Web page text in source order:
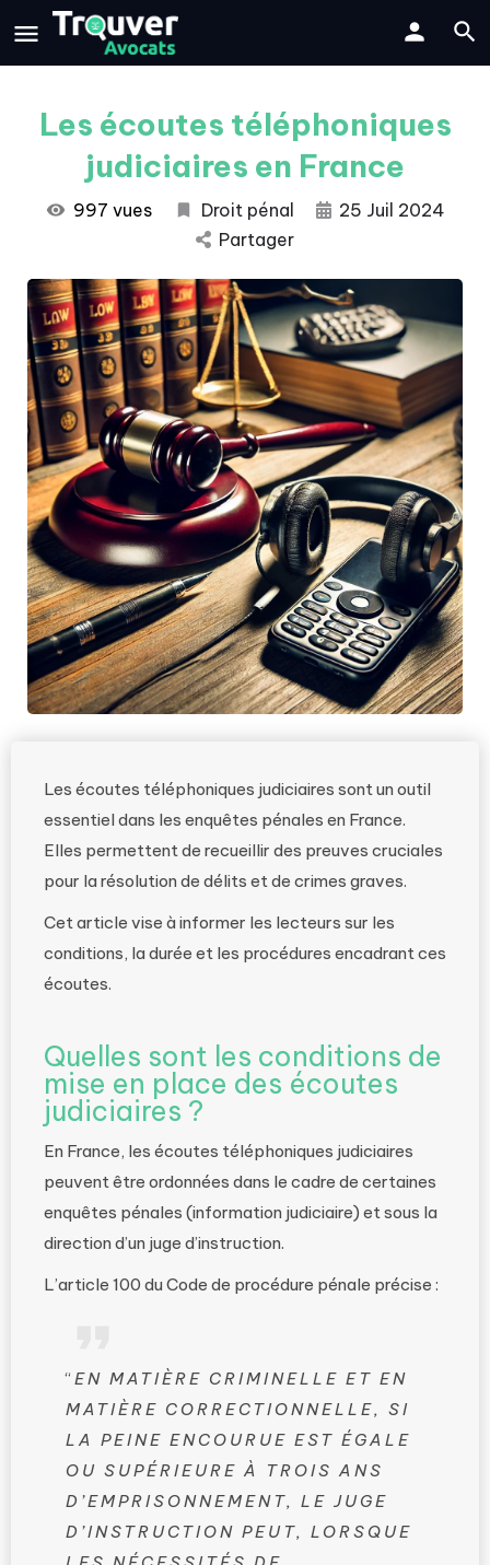
Les écoutes téléphoniques
judiciaires en France
997 vues Droit pénal
25 Juil 2024
Partager
Les écoutes téléphoniques judiciaires sont un outil
essentiel dans les enquêtes pénales en France.
Elles permettent de recueillir des preuves cruciales
pour la résolution de délits et de crimes graves.
Cet article vise à informer les lecteurs sur les
conditions, la durée et les procédures encadrant ces
écoutes.
Quelles sont les conditions de
mise en place des écoutes
judiciaires ?
En France, les écoutes téléphoniques judiciaires
peuvent être ordonnées dans le cadre de certaines
enquêtes pénales (information judiciaire) et sous la
direction d’un juge d’instruction.
L’article 100 du Code de procédure pénale précise :
“ EN MATIÈRE CRIMINELLE ET EN
MATIÈRE CORRECTIONNELLE, SI
LA PEINE ENCOURUE EST ÉGALE
OU SUPÉRIEURE À TROIS ANS
D’EMPRISONNEMENT, LE JUGE
D’INSTRUCTION PEUT, LORSQUE